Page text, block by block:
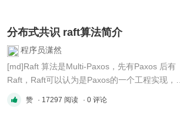
Brewer, "Harvest, Yield and Scalable Tolerant
Syst ...
分布式共识 raft算法简介
程序员潇然
[md]Raft 算法是Multi-Paxos，先有Paxos 后有
Raft，Raft可以认为是Paxos的一个工程实现，增
赞 · 17297 阅读 · 0 评论